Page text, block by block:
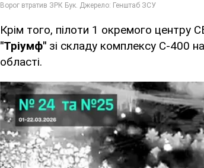
Крім того, пілоти 1 окремого центру
"Тріумф" зі складу комплексу С-400
області.